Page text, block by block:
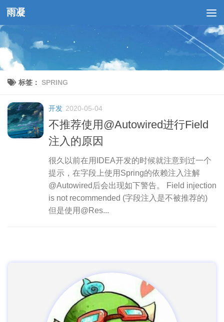
跳至内容
雨凝
标签： SPRING
开发 2020-05-04
不推荐使用@Autowired进行Field
注入的原因
很久以前在用IDEA开发的时候就注意到过一个
提示，在字段上使用Spring的依赖注入注解
@Autowired后会出现如下警告。 Field injection
is not recommended (字段注入是不被推荐的)
但是使用@Res...